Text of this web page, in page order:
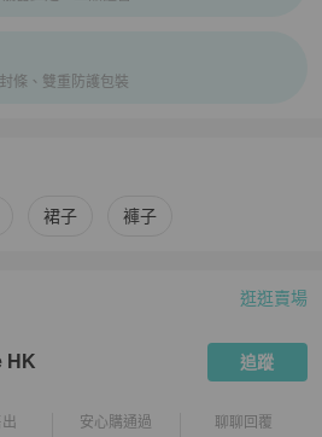
條、雙重防護包裝
薦 裙子 褲子
逛逛賣場
HK 追蹤
安心購通過 聊聊回覆